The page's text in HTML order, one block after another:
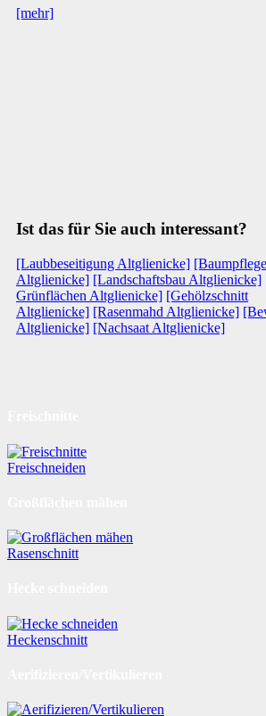
[mehr]
Ist das für Sie auch interessant?
[Laubbeseitigung Altglienicke] [Baumpflege
Altglienicke] [Landschaftsbau Altglienicke]
Grünflächen Altglienicke] [Gehölzschnitt
Altglienicke] [Rasenmahd Altglienicke]
Altglienicke] [Nachsaat Altglienicke]
Freischneiden
Rasenschnitt
Heckenschnitt